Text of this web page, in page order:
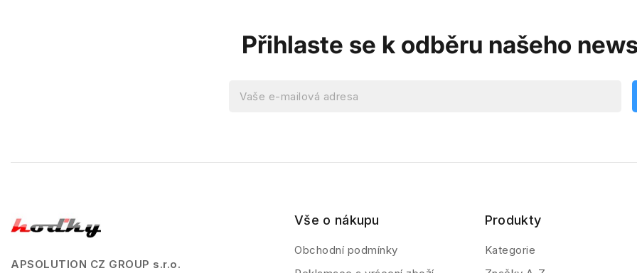
Přihlaste se k odběru našeho
APSOLUTION CZ GROUP s.r.o.
Vše o nákupu
Obchodní podmínky
Produkty
Kategorie